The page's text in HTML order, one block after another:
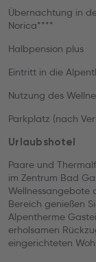
Übernachtung in
Norica****
Halbpension plus
Eintritt in die
Nutzung des
Parkplatz (nach
Urlaubshotel
Paare und
im Zentrum Bad
Wellnessangebote
Bereich genießen
Alpentherme
erholsamen
eingerichteten